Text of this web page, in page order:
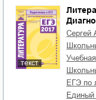
текст
ЕГЭ по